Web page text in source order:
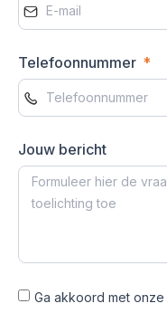
Telefoonnummer
Jouw bericht
Ga akkoord met onze